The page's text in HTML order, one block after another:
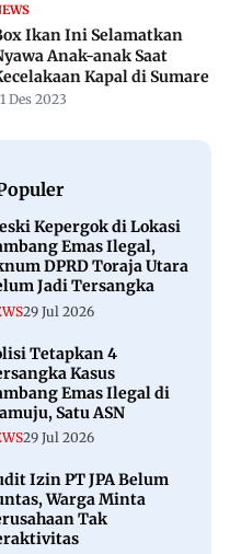
Ikan Ini Selamatkan
Anak-anak Saat
Kapal di Sumare
Des 2023
Kepergok di Lokasi
Emas Ilegal,
DPRD Toraja Utara
Jadi Tersangka
29 Jul 2026
Tetapkan 4
Kasus
Emas Ilegal di
Satu ASN
29 Jul 2026
Izin PT JPA Belum
Warga Minta
Tak